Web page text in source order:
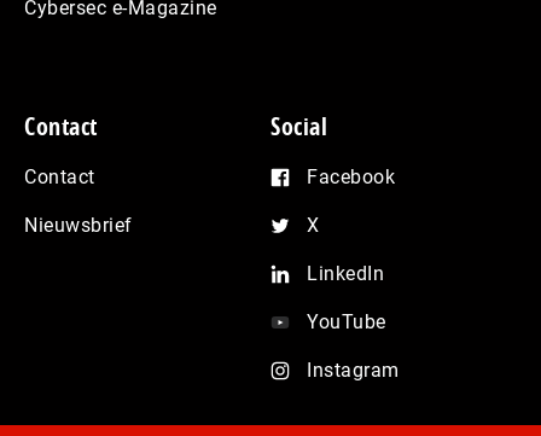
Cybersec e-Magazine
Contact
Contact
Nieuwsbrief
Social
Facebook
X
LinkedIn
YouTube
Instagram